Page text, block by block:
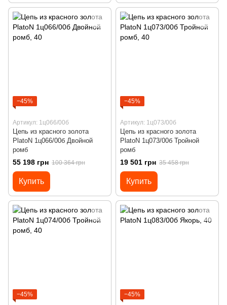
−45%
Артикул: 1ц066/00б
Цепь из красного золота
PlatoN 1ц066/00б Двойной
ромб
55 198 грн 100 364 грн
Купить
−45%
Артикул: 1ц073/00б
Цепь из красного золота
PlatoN 1ц073/00б Тройной
ромб
19 501 грн 35 458 грн
Купить
−45% −45%